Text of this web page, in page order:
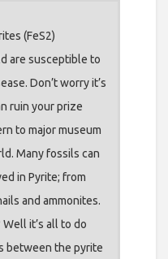
(FeS2)
are susceptible to
Don’t worry it’s
ruin your prize
to major museum
Many fossils can
in Pyrite; from
and ammonites.
it’s all to do
between the pyrite